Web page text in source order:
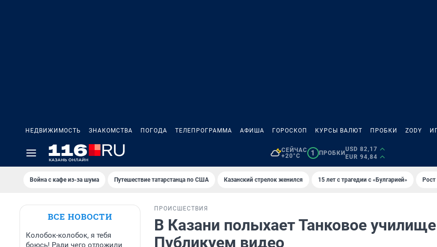
НЕДВИЖИМОСТЬ ЗНАКОМСТВА ПОГОДА ТЕЛЕПРОГРАММА АФИША ГОРОСКОП КУРСЫ ВАЛЮТ ПРОБКИ ZODY
СЕЙЧАС
+20°C
1 ПРОБКИ
USD 82,17
EUR 94,84
Война с кафе из-за шума Путешествие татарстанца по США Казанский стрелок женился 15 лет с трагедии с «Булгарией»
ВСЕ НОВОСТИ
Колобок-колобок, я тебя
боюсь! Ради чего отложили
ПРОИСШЕСТВИЯ
В Казани полыхает Танковое
Публикуем видео